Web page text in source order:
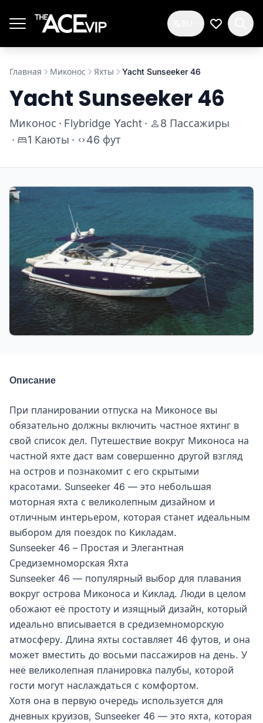
Мой
Главная Миконос Яхты Yacht Sunseeker 46
Yacht Sunseeker 46
Миконос · Flybridge Yacht ·
8 Пассажиры
·
1 Каюты · 46 фут
Описание
При планировании отпуска на Миконосе вы
обязательно должны включить частное яхтинг в
свой список дел. Путешествие вокруг Миконоса на
частной яхте даст вам совершенно другой взгляд
на остров и познакомит с его скрытыми
красотами. Sunseeker 46 — это небольшая
моторная яхта с великолепным дизайном и
отличным интерьером, которая станет идеальным
выбором для поездок по Кикладам.
Sunseeker 46 – Простая и Элегантная
Средиземноморская Яхта
Sunseeker 46 — популярный выбор для плавания
вокруг острова Миконоса и Киклад. Люди в целом
обожают её простоту и изящный дизайн, который
идеально вписывается в средиземноморскую
атмосферу. Длина яхты составляет 46 футов, и она
может вместить до восьми пассажиров на день. У
неё великолепная планировка палубы, которой
гости могут наслаждаться с комфортом.
Хотя она в первую очередь используется для
дневных круизов, Sunseeker 46 — это яхта, которая